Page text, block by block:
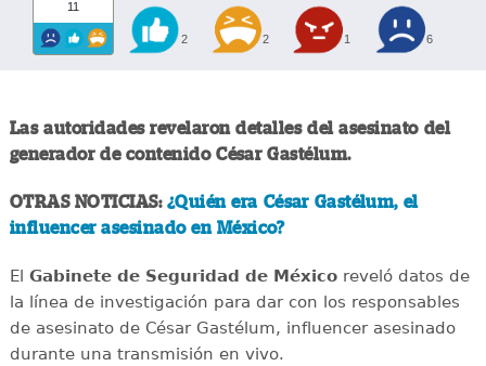
11
2 2 1 6
Las autoridades revelaron detalles del asesinato del
generador de contenido César Gastélum.
OTRAS NOTICIAS: ¿Quién era César Gastélum, el
influencer asesinado en México?
El Gabinete de Seguridad de Méxicoreveló datos de
la línea de investigación para dar con los responsables
de asesinato de César Gastélum, influencer asesinado
durante una transmisión en vivo.